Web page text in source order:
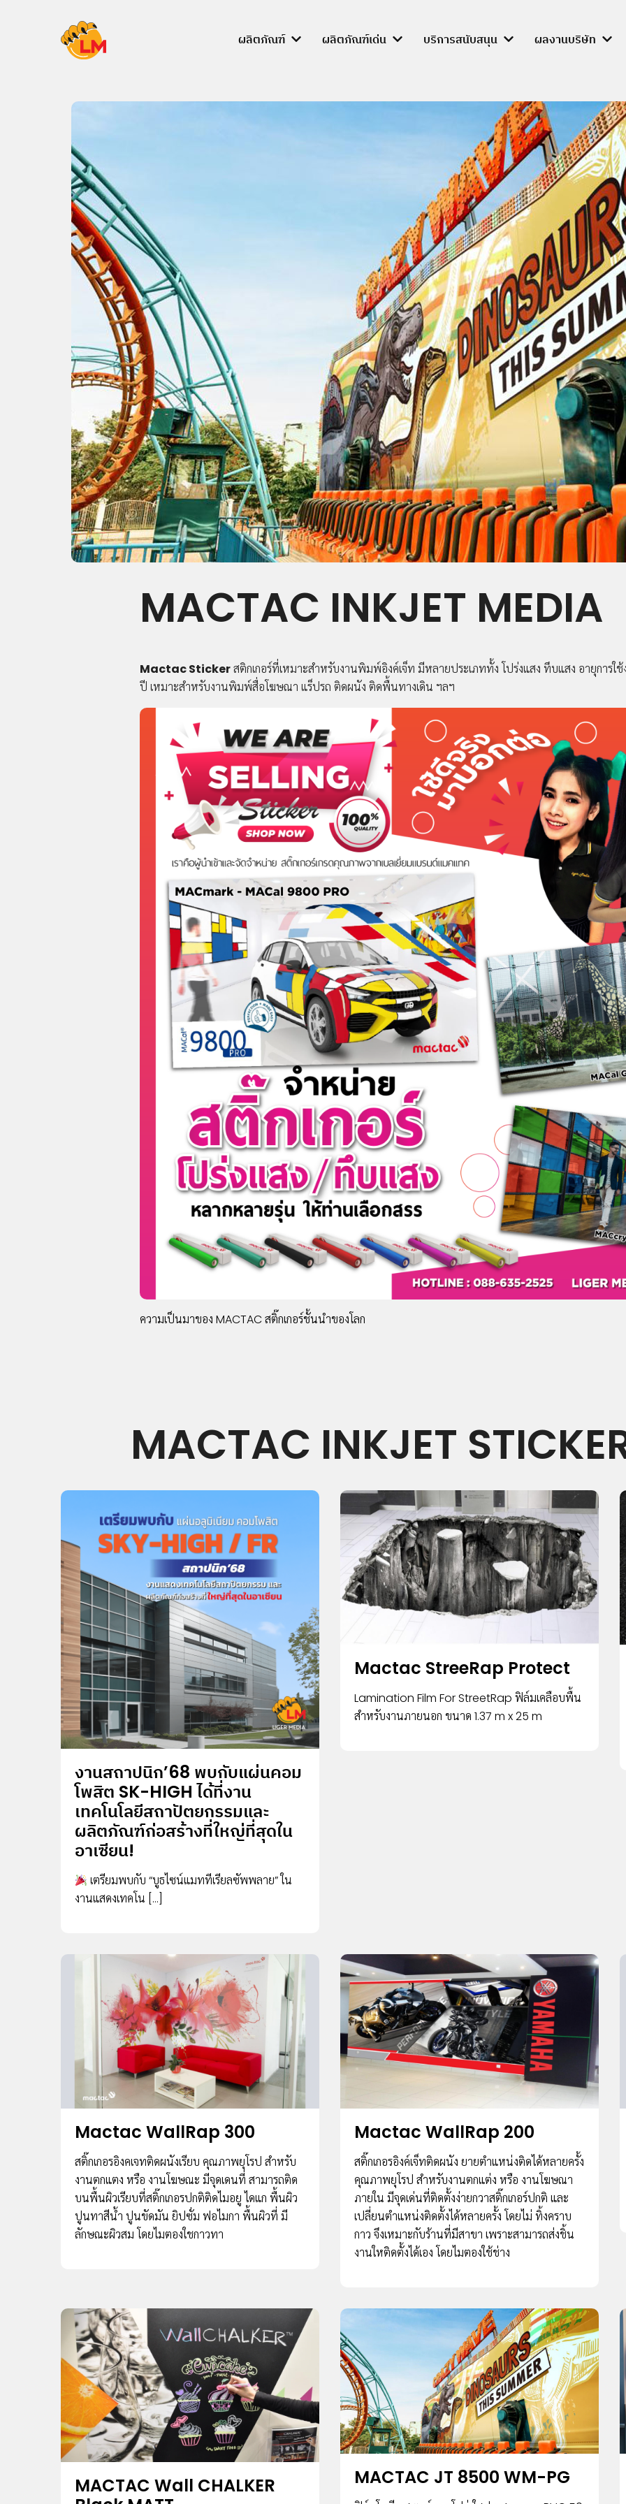
ผลิตภัณฑ์ ผลิตภัณฑ์เด่น บริการสนับสนุน ผลงานบริษัท
MACTAC INKJET MEDIA
Mactac Stickerสติกเกอร์ที่เหมาะสำหรับงานพิมพ์อิงค์เจ็ท มีหลายประเภททั้ง โปร่งแสง ทึบแสง อายุการใช้
ปี เหมาะสำหรับงานพิมพ์สื่อโฆษณา แร็ปรถ ติดผนัง ติดพื้นทางเดิน ฯลฯ
ความเป็นมาของ MACTAC สติ๊กเกอร์ชั้นนำของโลก
MACTAC INKJET
งานสถาปนิก’68 พบกับแผ่นคอม
โพสิต SK-HIGH ได้ที่งาน
เทคโนโลยีสถาปัตยกรรมและ
ผลิตภัณฑ์ก่อสร้างที่ใหญ่ที่สุดใน
อาเซียน!
เตรียมพบกับ “บูธไซน์แมททีเรียลซัพพลาย” ใน
งานแสดงเทคโน […]
Mactac StreeRap Protect
Lamination Film For StreetRap ฟิล์มเคลือบพื้น
สำหรับงานภายนอก ขนาด 1.37 m x 25 m
Mactac WallRap 300
สติ๊กเกอรอิงคเจทติดผนังเรียบ คุณภาพยุโรป สําหรับ
งานตกแตง หรือ งานโฆษณะ มีจุดเดนที่ สามารถติด
บนพื้นผิวเรียบที่สติ๊กเกอรปกติติดไมอยู ไดแก พื้นผิว
ปูนทาสีน้ํา ปูนขัดมัน ยิปซั่ม ฟอไมกา พื้นผิวที่ มี
ลักษณะผิวสม โดยไมตองใชกาวทา
Mactac WallRap 200
สติ๊กเกอรอิงค์เจ็ทติดผนัง ยายตําแหน่งติดได้หลายครั้ง
คุณภาพยุโรป สําหรับงานตกแต่ง หรือ งานโฆษณา
ภายใน มีจุดเด่นที่ติดตั้งง่ายกวาสติ๊กเกอร์ปกติ และ
เปลี่ยนตําแหน่งติดตั้งได้หลายครั้ง โดยไม่ ทิ้งคราบ
กาว จึงเหมาะกับร้านที่มีสาขา เพราะสามารถส่งชิ้น
งานใหติดตั้งได้เอง โดยไมตองใช้ช่าง
MACTAC Wall CHALKER
MACTAC JT 8500 WM-PG